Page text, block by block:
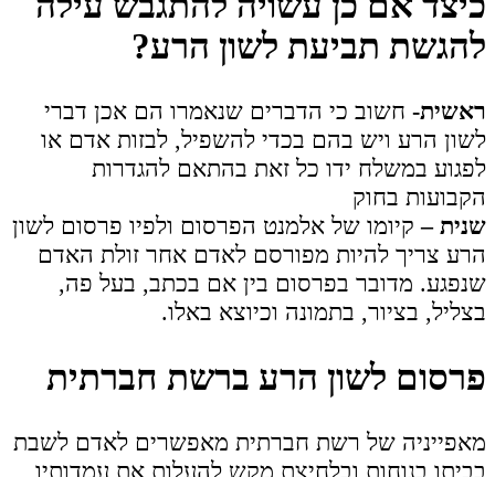
להגשת תביעת לשון הרע?
ראשית- חשוב כי הדברים שנאמרו הם אכן דברי
לשון הרע ויש בהם בכדי להשפיל, לבזות אדם או
לפגוע במשלח ידו כל זאת בהתאם להגדרות
הקבועות בחוק
שנית –קיומו של אלמנט הפרסום ולפיו פרסום לשון
הרע צריך להיות מפורסם לאדם אחר זולת האדם
שנפגע. מדובר בפרסום בין אם בכתב, בעל פה,
בצליל, בציור, בתמונה וכיוצא באלו.
פרסום לשון הרע ברשת חברתית
מאפייניה של רשת חברתית מאפשרים לאדם לשבת
בביתו בנוחות ובלחיצת מקש להעלות את עמדותיו